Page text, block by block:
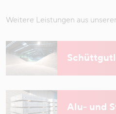
Weitere Leistungen aus
Alu- und